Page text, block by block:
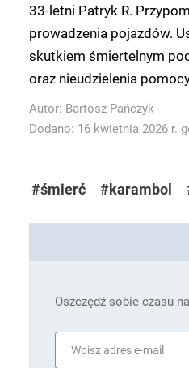
33-letni Patryk R.
prowadzenia pojazdów.
skutkiem śmiertelnym
oraz nieudzielenia
Autor: Bartosz Pańczyk
Dodano: 16 kwietnia 2026 r.
#śmierć #karambol
Oszczędź sobie czasu